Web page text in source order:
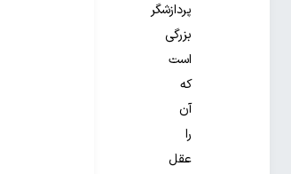
پردازشگر
بزرگی
است
که
آن
را
عقل